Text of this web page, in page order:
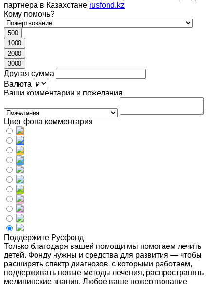
партнера в Казахстане rusfond.kz
Кому помочь?
500
1000
2000
3000
Другая сумма
Валюта
Ваши комментарии и пожелания
Цвет фона комментария
Поддержите Русфонд
Только благодаря вашей помощи мы помогаем лечить
детей. Фонду нужны и средства для развития — чтобы
расширять спектр диагнозов, с которыми работаем,
поддерживать новые методы лечения, распространять
медицинские знания. Любое ваше пожертвование